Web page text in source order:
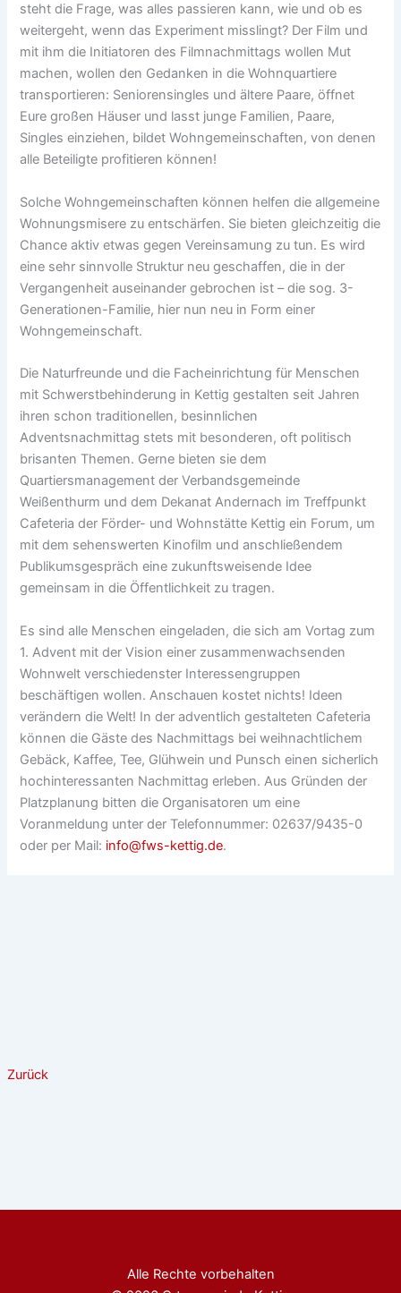
Zurück
steht die Frage, was alles passieren kann, wie und ob es
weitergeht, wenn das Experiment misslingt? Der Film und
mit ihm die Initiatoren des Filmnachmittags wollen Mut
machen, wollen den Gedanken in die Wohnquartiere
transportieren: Seniorensingles und ältere Paare, öffnet
Eure großen Häuser und lasst junge Familien, Paare,
Singles einziehen, bildet Wohngemeinschaften, von denen
alle Beteiligte profitieren können!
Solche Wohngemeinschaften können helfen die allgemeine
Wohnungsmisere zu entschärfen. Sie bieten gleichzeitig die
Chance aktiv etwas gegen Vereinsamung zu tun. Es wird
eine sehr sinnvolle Struktur neu geschaffen, die in der
Vergangenheit auseinander gebrochen ist – die sog. 3-
Generationen-Familie, hier nun neu in Form einer
Wohngemeinschaft.
Die Naturfreunde und die Facheinrichtung für Menschen
mit Schwerstbehinderung in Kettig gestalten seit Jahren
ihren schon traditionellen, besinnlichen
Adventsnachmittag stets mit besonderen, oft politisch
brisanten Themen. Gerne bieten sie dem
Quartiersmanagement der Verbandsgemeinde
Weißenthurm und dem Dekanat Andernach im Treffpunkt
Cafeteria der Förder- und Wohnstätte Kettig ein Forum, um
mit dem sehenswerten Kinofilm und anschließendem
Publikumsgespräch eine zukunftsweisende Idee
gemeinsam in die Öffentlichkeit zu tragen.
Es sind alle Menschen eingeladen, die sich am Vortag zum
1. Advent mit der Vision einer zusammenwachsenden
Wohnwelt verschiedenster Interessengruppen
beschäftigen wollen. Anschauen kostet nichts! Ideen
verändern die Welt! In der adventlich gestalteten Cafeteria
können die Gäste des Nachmittags bei weihnachtlichem
Gebäck, Kaffee, Tee, Glühwein und Punsch einen sicherlich
hochinteressanten Nachmittag erleben. Aus Gründen der
Platzplanung bitten die Organisatoren um eine
Voranmeldung unter der Telefonnummer: 02637/9435-0
oder per Mail: info@fws-kettig.de.
Alle Rechte vorbehalten